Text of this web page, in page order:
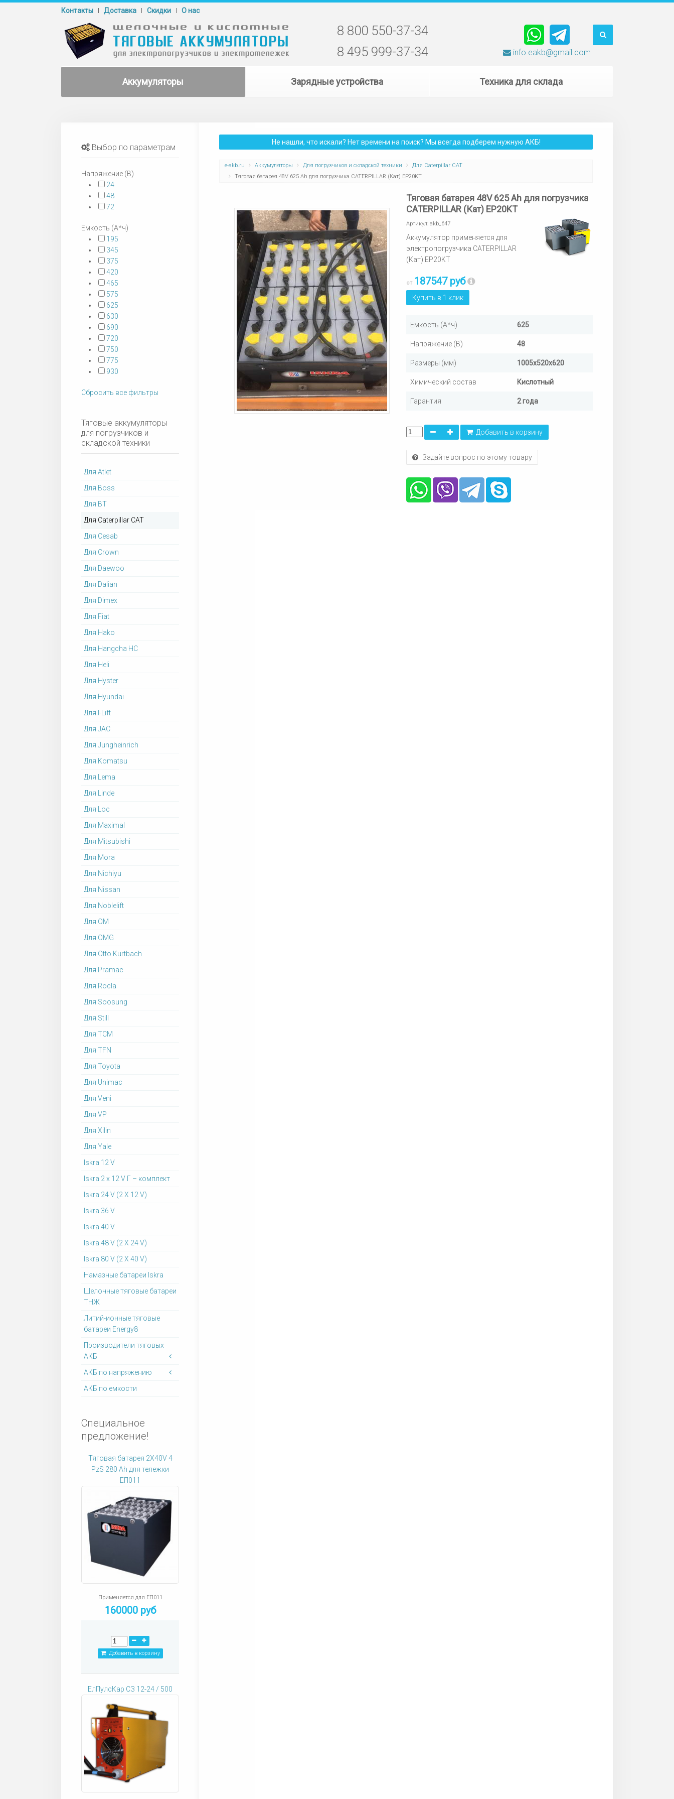
Контакты Доставка Cкидки О нас
8 800 550-37-34
8 495 999-37-34
info.eakb@gmail.com
Аккумуляторы Зарядные устройства Техника для склада
Не нашли, что искали? Нет времени на поиск? Мы всегда подберем нужную АКБ!
e-akb.ru Аккумуляторы Для погрузчиков и складской техники
Для Caterpillar CAT
Тяговая батарея 48V 625 Ah для погрузчика CATERPILLAR (Кат) EP20KT
Тяговая батарея 48V 625 Ah для погрузчика
CATERPILLAR (Кат) EP20KT
Артикул: akb_647
Аккумулятор применяется для
электропогрузчика CATERPILLAR
(Кат) EP20KT
от 187547 руб
Купить в 1 клик
Емкость (А*ч) 625
Напряжение (В) 48
Размеры (мм) 1005х520х620
Химический состав Кислотный
Гарантия 2 года
Добавить в корзину
Задайте вопрос по этому товару
Выбор по параметрам
Напряжение (В)
24
48
72
Емкость (А*ч)
195
345
375
420
465
575
625
630
690
720
750
775
930
Сбросить все фильтры
Тяговые аккумуляторы
для погрузчиков и
складской техники
Для Atlet
Для Boss
Для BT
Для Caterpillar CAT
Для Cesab
Для Crown
Для Daewoo
Для Dalian
Для Dimex
Для Fiat
Для Hako
Для Hangcha HC
Для Heli
Для Hyster
Для Hyundai
Для I-Lift
Для JAC
Для Jungheinrich
Для Komatsu
Для Lema
Для Linde
Для Loc
Для Maximal
Для Mitsubishi
Для Mora
Для Nichiyu
Для Nissan
Для Noblelift
Для OM
Для OMG
Для Otto Kurtbach
Для Pramac
Для Rocla
Для Soosung
Для Still
Для TCM
Для TFN
Для Toyota
Для Unimac
Для Veni
Для VP
Для Xilin
Для Yale
Iskra 12 V
Iskra 2 x 12 V Г – комплект
Iskra 24 V (2 X 12 V)
Iskra 36 V
Iskra 40 V
Iskra 48 V (2 X 24 V)
Iskra 80 V (2 X 40 V)
Намазные батареи Iskra
Щелочные тяговые батареи
ТНЖ
Литий-ионные тяговые
батареи Energy8
Производители тяговых
АКБ
АКБ по напряжению
АКБ по емкости
Специальное
предложение!
Тяговая батарея 2X40V 4
PzS 280 Ah для тележки
ЕП011
Применяется для ЕП011
160000 руб
Добавить в корзину
ЕлПулсКар СЗ 12-24 / 500